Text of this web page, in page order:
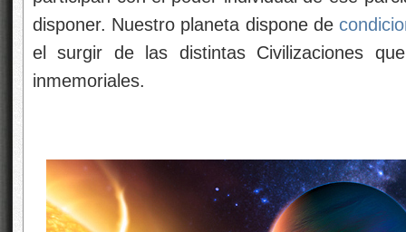
disponer. Nuestro planeta dispone de
el surgir de las distintas Civilizaciones
inmemoriales.